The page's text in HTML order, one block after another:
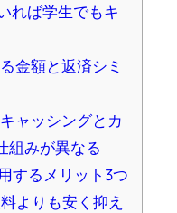
れば学生でもキ
金額と返済シミ
ャッシングとカ
組みが異なる
するメリット3つ
よりも安く抑え